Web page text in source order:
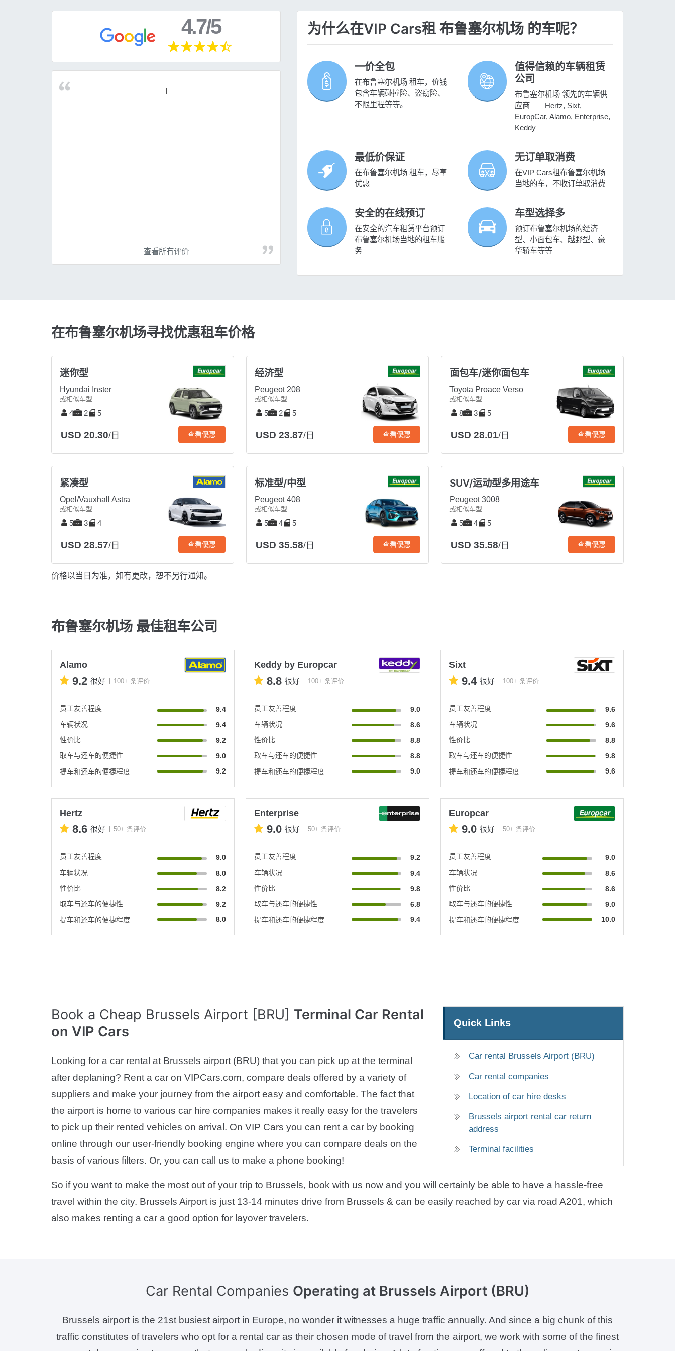
4.7/5
查看所有评价
为什么在VIP Cars租 布鲁塞尔机场 的车呢？
一价全包
在布鲁塞尔机场 租车，价钱
包含车辆碰撞险、盗窃险、
不限里程等等。
值得信赖的车辆租赁
公司
布鲁塞尔机场 领先的车辆供
应商——Hertz, Sixt,
EuropCar, Alamo, Enterprise,
Keddy
最低价保证
在布鲁塞尔机场 租车，尽享
优惠
无订单取消费
在VIP Cars租布鲁塞尔机场
当地的车，不收订单取消费
安全的在线预订
在安全的汽车租赁平台预订
布鲁塞尔机场当地的租车服
务
车型选择多
预订布鲁塞尔机场的经济
型、小面包车、越野型、豪
华轿车等等
在布鲁塞尔机场寻找优惠租车价格
迷你型
Hyundai Inster
或相似车型
4 2 5
USD 20.30/日 查看優惠
经济型
Peugeot 208
或相似车型
5 2 5
USD 23.87/日 查看優惠
面包车/迷你面包车
Toyota Proace Verso
或相似车型
8 3 5
USD 28.01/日 查看優惠
紧凑型
Opel/Vauxhall Astra
或相似车型
5 3 4
USD 28.57/日 查看優惠
标准型/中型
Peugeot 408
或相似车型
5 4 5
USD 35.58/日 查看優惠
SUV/运动型多用途车
Peugeot 3008
或相似车型
5 4 5
USD 35.58/日 查看優惠
价格以当日为准，如有更改，恕不另行通知。
布鲁塞尔机场 最佳租车公司
Alamo
9.2 很好 100+ 条评价
员工友善程度
9.4
车辆状况
9.4
性价比
9.2
取车与还车的便捷性
9.0
提车和还车的便捷程度
9.2
Keddy by Europcar
8.8 很好 100+ 条评价
员工友善程度
9.0
车辆状况
8.6
性价比
8.8
取车与还车的便捷性
8.8
提车和还车的便捷程度
9.0
Sixt
9.4 很好 100+ 条评价
员工友善程度
9.6
车辆状况
9.6
性价比
8.8
取车与还车的便捷性
9.8
提车和还车的便捷程度
9.6
Hertz
8.6 很好 50+ 条评价
员工友善程度
9.0
车辆状况
8.0
性价比
8.2
取车与还车的便捷性
9.2
提车和还车的便捷程度
8.0
Enterprise
9.0 很好 50+ 条评价
员工友善程度
9.2
车辆状况
9.4
性价比
9.8
取车与还车的便捷性
6.8
提车和还车的便捷程度
9.4
Europcar
9.0 很好 50+ 条评价
员工友善程度
9.0
车辆状况
8.6
性价比
8.6
取车与还车的便捷性
9.0
提车和还车的便捷程度
10.0
Quick Links
Car rental Brussels Airport (BRU)
Car rental companies
Location of car hire desks
Brussels airport rental car return
address
Terminal facilities
Book a Cheap Brussels Airport [BRU] Terminal Car Rental
on VIP Cars
Looking for a car rental at Brussels airport (BRU) that you can pick up at the terminal
after deplaning? Rent a car on VIPCars.com, compare deals offered by a variety of
suppliers and make your journey from the airport easy and comfortable. The fact that
the airport is home to various car hire companies makes it really easy for the travelers
to pick up their rented vehicles on arrival. On VIP Cars you can rent a car by booking
online through our user-friendly booking engine where you can compare deals on the
basis of various filters. Or, you can call us to make a phone booking!
So if you want to make the most out of your trip to Brussels, book with us now and you will certainly be able to have a hassle-free
travel within the city. Brussels Airport is just 13-14 minutes drive from Brussels & can be easily reached by car via road A201, which
also makes renting a car a good option for layover travelers.
Car Rental Companies Operating at Brussels Airport (BRU)
Brussels airport is the 21st busiest airport in Europe, no wonder it witnesses a huge traffic annually. And since a big chunk of this
traffic constitutes of travelers who opt for a rental car as their chosen mode of travel from the airport, we work with some of the finest